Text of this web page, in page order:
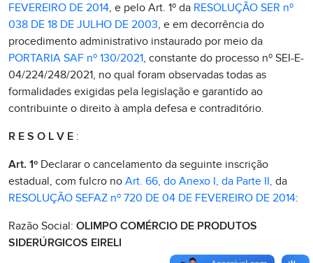
FEVEREIRO DE 2014, e pelo Art. 1º da RESOLUÇÃO SER nº
038 DE 18 DE JULHO DE 2003, e em decorrência do
procedimento administrativo instaurado por meio da
PORTARIA SAF nº 130/2021, constante do processo nº SEI-E-
04/224/248/2021, no qual foram observadas todas as
formalidades exigidas pela legislação e garantido ao
contribuinte o direito à ampla defesa e contraditório.
R E S O L V E :
Art. 1º Declarar o cancelamento da seguinte inscrição
estadual, com fulcro no Art. 66, do Anexo I, da Parte II, da
RESOLUÇÃO SEFAZ nº 720 DE 04 DE FEVEREIRO DE 2014:
Razão Social: OLIMPO COMÉRCIO DE PRODUTOS
SIDERÚRGICOS EIRELI